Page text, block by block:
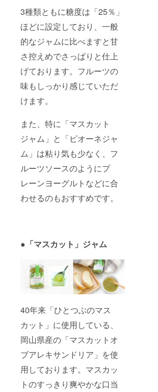
3種類ともに糖度は「25％」
ほどに設定しており、一般
的なジャムに比べますと甘
さ控えめでさっぱりと仕上
げております。フルーツの
味もしっかり感じていただ
けます。
また、特に「マスカット
ジャム」と「ピオーネジャ
ム」は粘り気も少なく、フ
ルーツソースのようにプ
レーンヨーグルトなどに合
わせるのもおすすめです。
● 「マスカット」ジャム
40年来「ひとつぶのマス
カット」に使用している、
岡山県産の「マスカットオ
ブアレキサンドリア」を使
用しております。マスカッ
トのすっきり爽やかな口当